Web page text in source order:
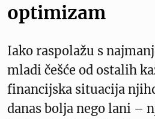
optimizam
Iako raspolažu s
mladi češće od ostalih
financijska situacija
danas bolja nego lani –